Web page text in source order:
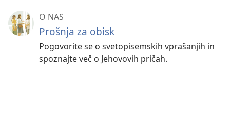
O NAS
Prošnja za obisk
Pogovorite se o svetopisemskih vprašanjih in
spoznajte več o Jehovovih pričah.